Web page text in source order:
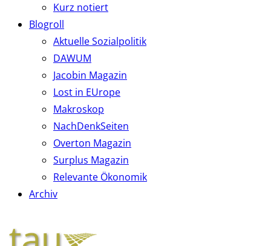
Kurz notiert
Blogroll
Aktuelle Sozialpolitik
DAWUM
Jacobin Magazin
Lost in EUrope
Makroskop
NachDenkSeiten
Overton Magazin
Surplus Magazin
Relevante Ökonomik
Archiv